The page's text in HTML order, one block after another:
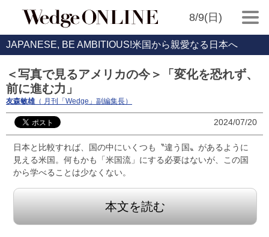
8/9(日)
JAPANESE, BE AMBITIOUS!米国から親愛なる日本へ
＜写真で見るアメリカの今＞「変化を恐れず、
前に進む力」
友森敏雄（ 月刊「Wedge」副編集長）
2024/07/20
日本と比較すれば、国の中にいくつも〝違う国〟があるように
見える米国。何もかも「米国流」にする必要はないが、この国
から学べることは少なくない。
本文を読む